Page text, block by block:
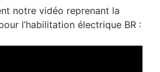
notre vidéo reprenant la
l’habilitation électrique BR :